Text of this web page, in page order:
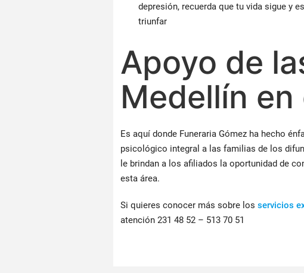
depresión, recuerda que tu vida sigue y
triunfar
Apoyo de
Medellín
Es aquí donde Funeraria Gómez ha hecho
psicológico integral a las familias de los
le brindan a los afiliados la oportunidad de
esta área.
Si quieres conocer más sobre los servicios
atención 231 48 52 – 513 70 51